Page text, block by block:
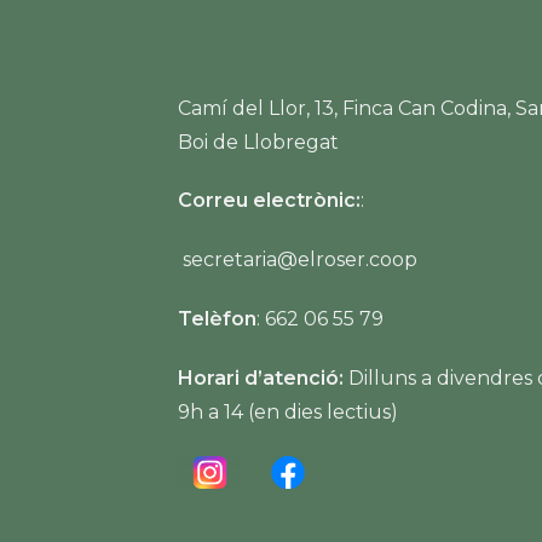
Camí del Llor, 13, Finca Can Codina,
Boi de Llobregat
Correu electrònic::
secretaria@elroser.coop
Telèfon: 662 06 55 79
Horari d’atenció: Dilluns a divendres
9h a 14 (en dies lectius)